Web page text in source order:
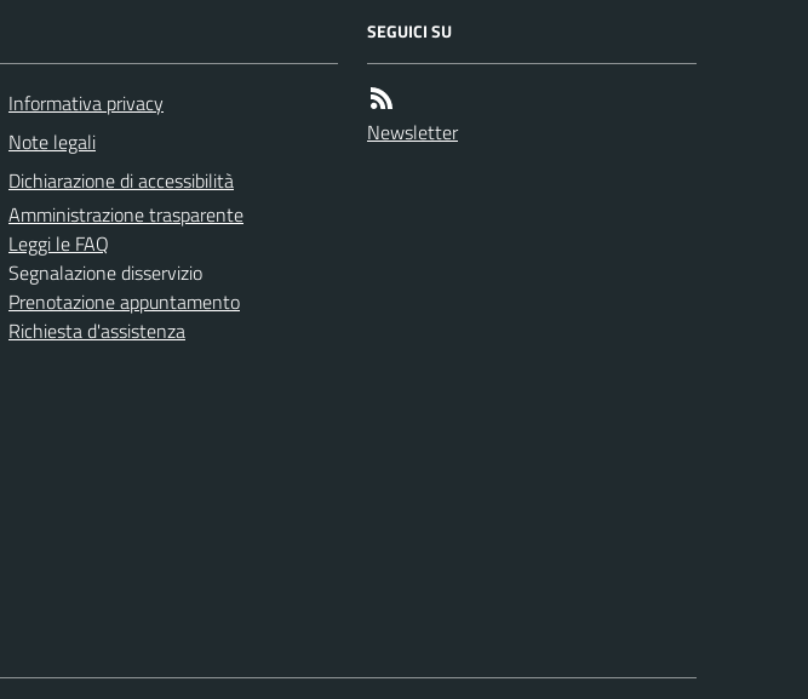
Informativa privacy
Note legali
Dichiarazione di accessibilità
Amministrazione trasparente
Leggi le FAQ
Segnalazione disservizio
Prenotazione appuntamento
Richiesta d'assistenza
SEGUICI SU
Newsletter